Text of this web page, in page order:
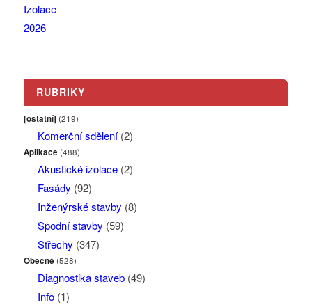
RUBRIKY
[ostatní] (219)
Komerční sdělení(2)
Aplikace (488)
Akustické izolace(2)
Fasády (92)
Inženýrské stavby (8)
Spodní stavby (59)
Střechy (347)
Obecné (528)
Diagnostika staveb(49)
Info(1)